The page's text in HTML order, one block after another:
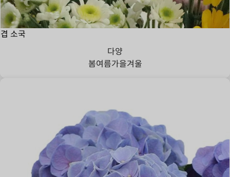
겹 소국
다양
봄여름가을겨울